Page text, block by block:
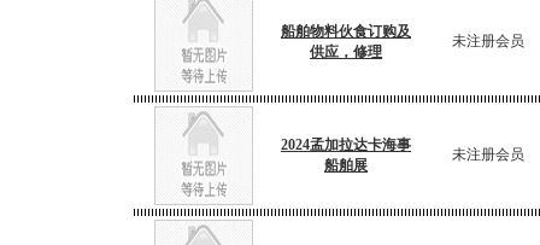
船舶物料伙食订购及
供应，修理
未注册会员
2024孟加拉达卡海事
船舶展
未注册会员